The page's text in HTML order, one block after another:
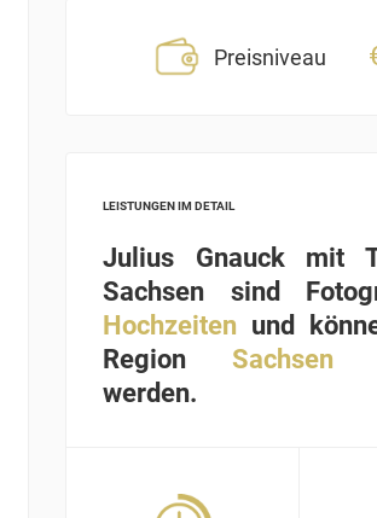
Preisniveau
LEISTUNGEN IM DETAIL
Julius Gnauck mit
Sachsen sind
Hochzeiten und
Region Sachsen
werden.